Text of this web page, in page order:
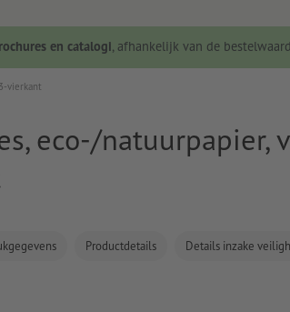
en catalogi, afhankelijk van de
vierkant
eco-/natuurpapier,
Productdetails Details inzake